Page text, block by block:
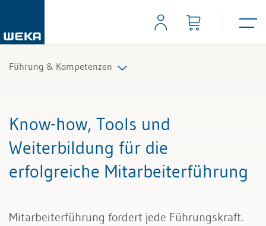
Führung & Kompetenzen
Selbstmanagement
Kommunikation und Auftritt
Know-how, Tools und
Weiterbildung für die
erfolgreiche Mitarbeiterführung
Mitarbeiterführung fordert jede Führungskraft.